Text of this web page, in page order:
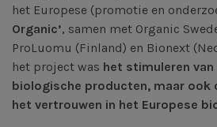
het Europese (promotie en
Organic’, samen met Organic
ProLuomu (Finland) en Bionext
het project was het stimuleren van
biologische producten, maar ook
het vertrouwen in het Europese